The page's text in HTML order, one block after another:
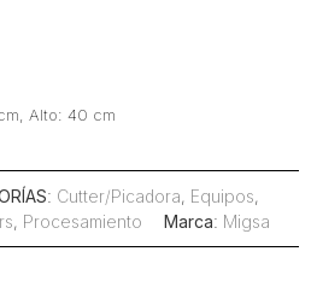
Alto: 40 cm
: Cutter/Picadora, Equipos,
, Procesamiento Marca: Migsa